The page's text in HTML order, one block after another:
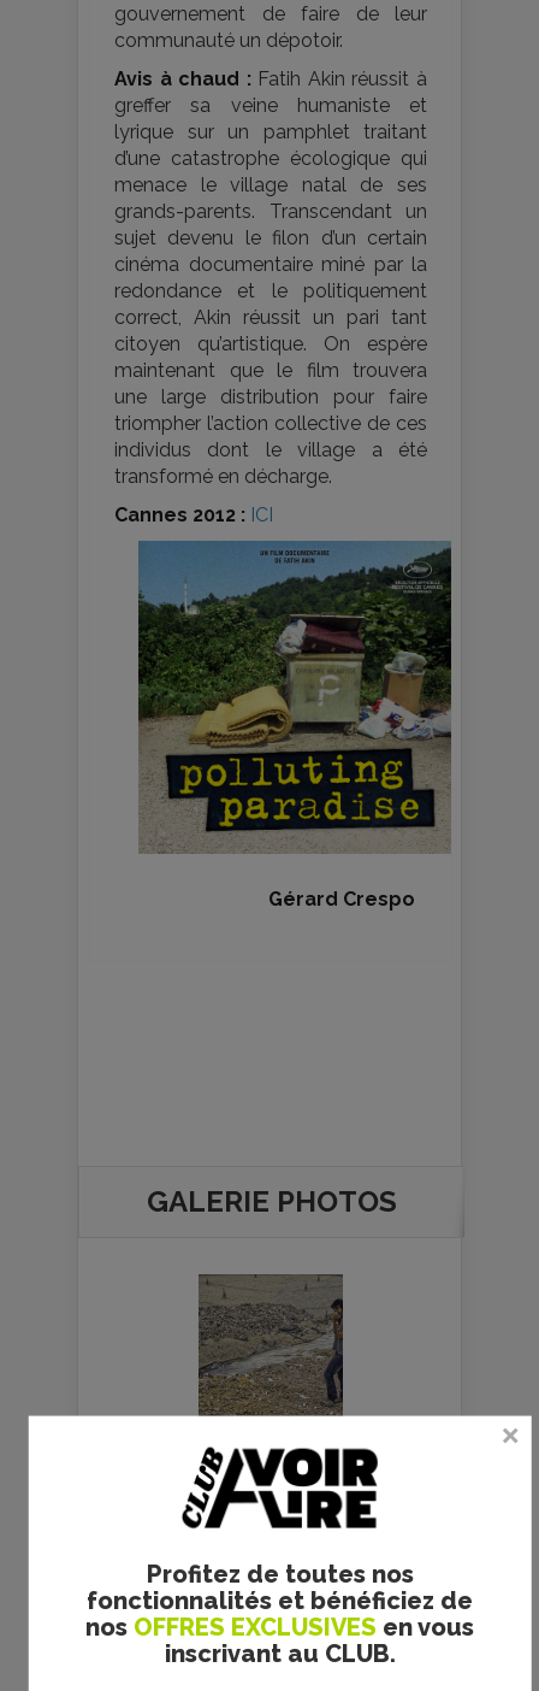
Profitez de toutes nos
fonctionnalités et bénéficiez de
nos OFFRES EXCLUSIVES en vous
inscrivant au CLUB.
gouvernement de faire de leur
communauté un dépotoir.
Avis à chaud : Fatih Akin réussit à
greffer sa veine humaniste et
lyrique sur un pamphlet traitant
d’une catastrophe écologique qui
menace le village natal de ses
grands-parents. Transcendant un
sujet devenu le filon d’un certain
cinéma documentaire miné par la
redondance et le politiquement
correct, Akin réussit un pari tant
citoyen qu’artistique. On espère
maintenant que le film trouvera
une large distribution pour faire
triompher l’action collective de ces
individus dont le village a été
transformé en décharge.
Cannes 2012 : ICI
Gérard Crespo
GALERIE PHOTOS
Corazon
International
Copyright
Corazon
International